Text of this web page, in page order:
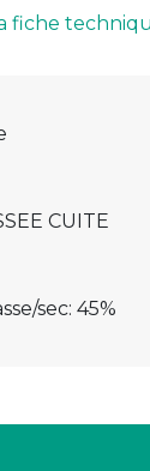
fiche
CUITE
sec: 45%